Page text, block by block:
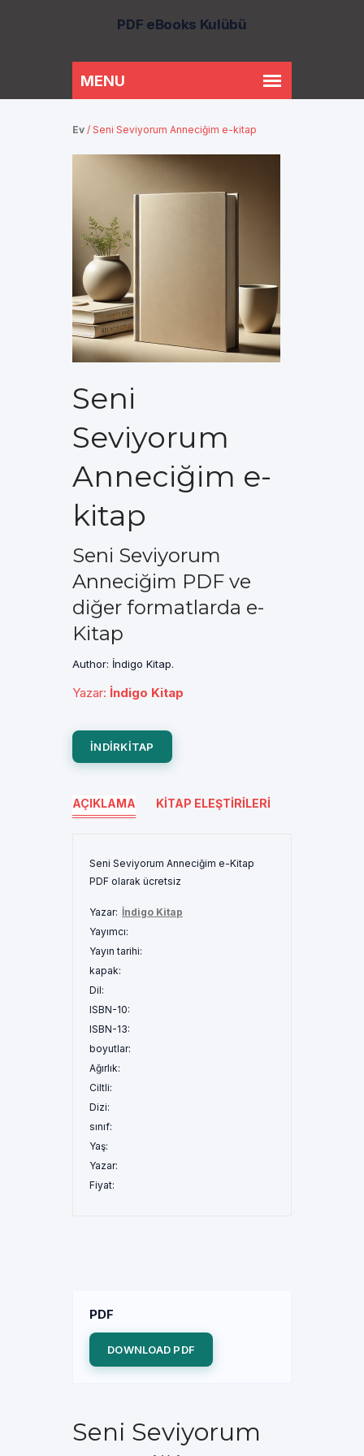
PDF eBooks Kulübü
Ev / Seni Seviyorum Anneciğim e-kitap
Seni
Seviyorum
Anneciğim e-
kitap
Seni Seviyorum
Anneciğim PDF ve
diğer formatlarda e-
Kitap
Author: İndigo Kitap.
Yazar: İndigo Kitap
INDIRKITAP
AÇIKLAMA KITAP ELEŞTIRILERI
Seni Seviyorum Anneciğim e-Kitap
PDF olarak ücretsiz
Yazar: İndigo Kitap
Yayımcı:
Yayın tarihi:
kapak:
Dil:
ISBN-10:
ISBN-13:
boyutlar:
Ağırlık:
Ciltli:
Dizi:
sınıf:
Yaş:
Yazar:
Fiyat:
PDF
DOWNLOAD PDF
Seni Seviyorum